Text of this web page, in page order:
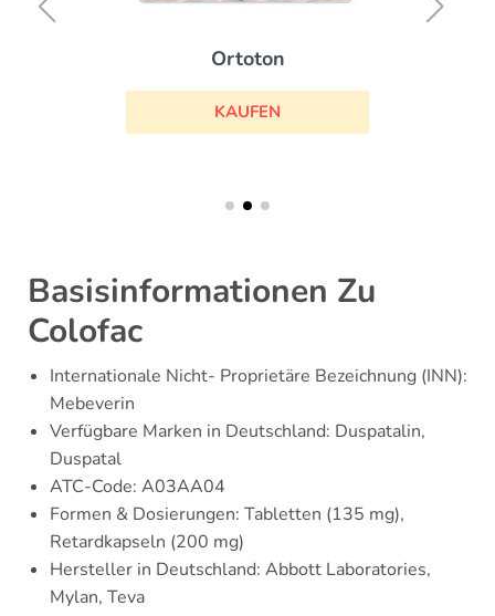
Ortoton
KAUFEN
Basisinformationen Zu
Colofac
Internationale Nicht- Proprietäre Bezeichnung (INN):
Mebeverin
Verfügbare Marken in Deutschland: Duspatalin,
Duspatal
ATC-Code: A03AA04
Formen & Dosierungen: Tabletten (135 mg),
Retardkapseln (200 mg)
Hersteller in Deutschland: Abbott Laboratories,
Mylan, Teva